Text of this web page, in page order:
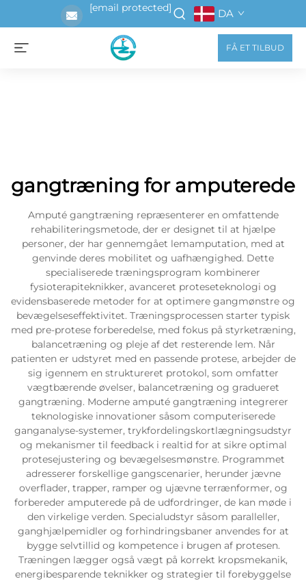
[email protected] DA
FÅ ET TILBUD
gangtræning for amputerede
Amputé gangtræning repræsenterer en omfattende
rehabiliteringsmetode, der er designet til at hjælpe
personer, der har gennemgået lemamputation, med at
genvinde deres mobilitet og uafhængighed. Dette
specialiserede træningsprogram kombinerer
fysioterapiteknikker, avanceret proteseteknologi og
evidensbaserede metoder for at optimere gangmønstre og
bevægelseseffektivitet. Træningsprocessen starter typisk
med pre-protese forberedelse, med fokus på styrketræning,
balancetræning og pleje af det resterende lem. Når
patienten er udstyret med en passende protese, arbejder de
sig igennem en struktureret protokol, som omfatter
vægtbærende øvelser, balancetræning og gradueret
gangtræning. Moderne amputé gangtræning integrerer
teknologiske innovationer såsom computeriserede
ganganalyse-systemer, trykfordelingskortlægningsudstyr
og mekanismer til feedback i realtid for at sikre optimal
protesejustering og bevægelsesmønstre. Programmet
adresserer forskellige gangscenarier, herunder jævne
overflader, trapper, ramper og ujævne terrænformer, og
forbereder amputerede på de udfordringer, de kan møde i
den virkelige verden. Specialudstyr såsom paralleller,
ganghjælpemidler og forhindringsbaner anvendes for at
bygge selvtillid og kompetence i brugen af protesen.
Træningen lægger også vægt på korrekt kropsmekanik,
energibesparende teknikker og strategier til forebyggelse